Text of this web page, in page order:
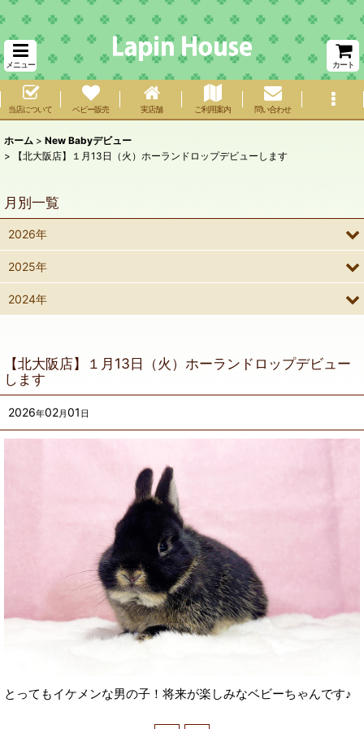
メニュー カート
当店について ベビー販売 実店舗 ご利用案内 問い合わせ
ホーム > New Babyデビュー
>
【北大阪店】１月13日（火）ホーランドロップデビューします
【北大阪店】１月13日（火）ホーランドロップデビュー
します
2026年02月01 日
とってもイケメンな男の子！将来が楽しみなベビーちゃんです♪
月別一覧
2026年
2025年
2024年